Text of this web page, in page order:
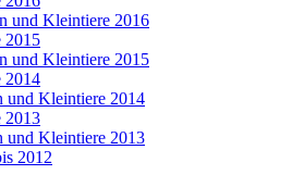
und Kleintiere 2016
2015
und Kleintiere 2015
2014
und Kleintiere 2014
2013
und Kleintiere 2013
2012